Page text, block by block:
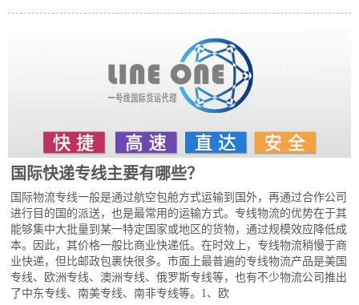
国际快递专线主要有哪些？
国际物流专线一般是通过航空包舱方式运输到国外，再通过合作公司
进行目的国的派送，也是最常用的运输方式。专线物流的优势在于其
能够集中大批量到某一特定国家或地区的货物，通过规模效应降低成
本。因此，其价格一般比商业快递低。在时效上，专线物流稍慢于商
业快递，但比邮政包裹快很多。市面上最普遍的专线物流产品是美国
专线、欧洲专线、澳洲专线、俄罗斯专线等，也有不少物流公司推出
了中东专线、南美专线、南非专线等。1、欧